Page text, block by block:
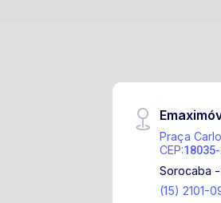
Praça
CEP:
Sorocaba -
(15) 2101-